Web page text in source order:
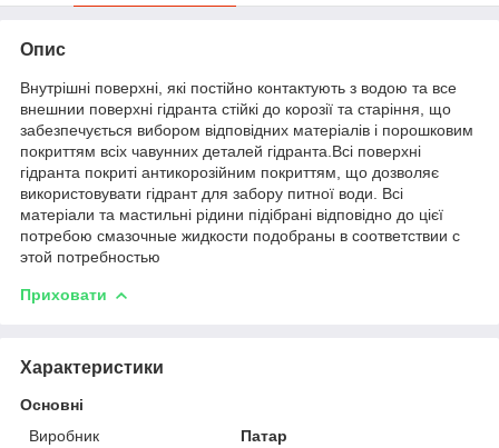
Опис
Внутрішні поверхні, які постійно контактують з водою та все
внешнии поверхні гідранта стійкі до корозії та старіння, що
забезпечується вибором відповідних матеріалів і порошковим
покриттям всіх чавунних деталей гідранта.Всі поверхні
гідранта покриті антикорозійним покриттям, що дозволяє
використовувати гідрант для забору питної води. Всі
матеріали та мастильні рідини підібрані відповідно до цієї
потребою смазочные жидкости подобраны в соответствии с
этой потребностью
Приховати
Характеристики
Основні
Виробник
Патар